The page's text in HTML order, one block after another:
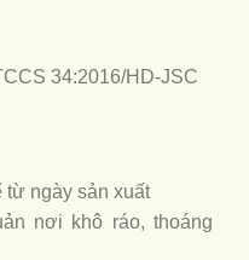
34:2016/HD-JSC
từ ngày sản xuất
nơi khô ráo, thoáng